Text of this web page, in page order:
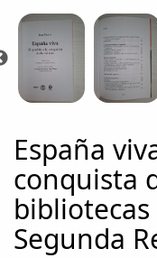
España
conquista
Segunda